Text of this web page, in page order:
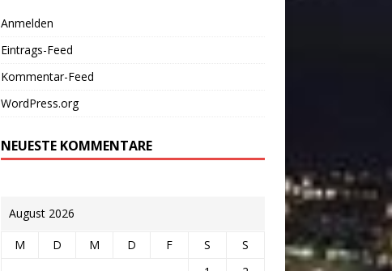
Anmelden
Eintrags-Feed
Kommentar-Feed
WordPress.org
NEUESTE KOMMENTARE
August 2026
M D M D F S
S